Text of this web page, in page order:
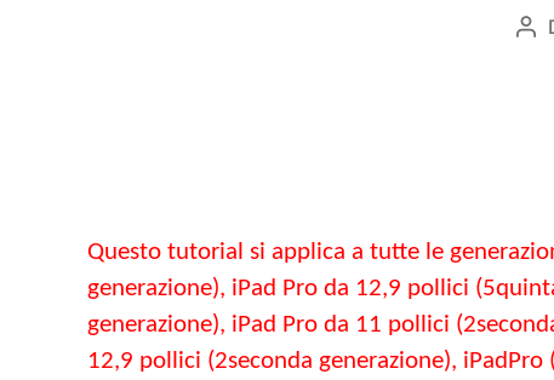
Questo tutorial si applica a tutte le
generazione), iPad Pro da 12,9 pollici
generazione), iPad Pro da 11 pollici
12,9 pollici (2seconda generazione), iPadPro